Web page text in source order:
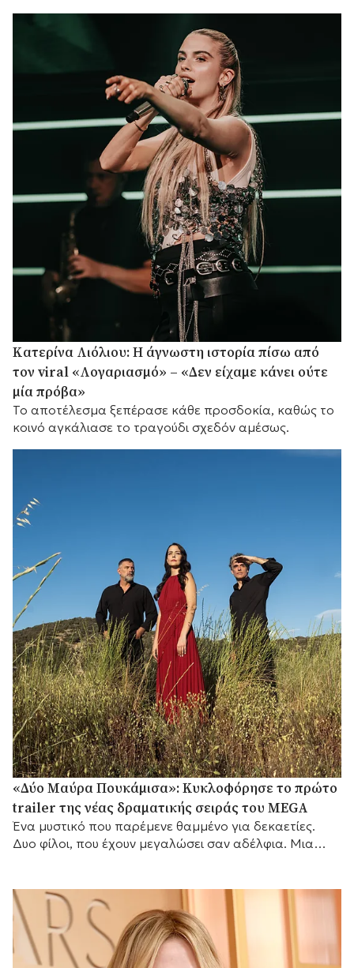
Κατερίνα Λιόλιου: Η άγνωστη ιστορία πίσω από
τον viral «Λογαριασμό» – «Δεν είχαμε κάνει ούτε
μία πρόβα»
Το αποτέλεσμα ξεπέρασε κάθε προσδοκία, καθώς το
κοινό αγκάλιασε το τραγούδι σχεδόν αμέσως.
«Δύο Μαύρα Πουκάμισα»: Κυκλοφόρησε το πρώτο
trailer της νέας δραματικής σειράς του MEGA
Ένα μυστικό που παρέμενε θαμμένο για δεκαετίες.
Δυο φίλοι, που έχουν μεγαλώσει σαν αδέλφια. Μια